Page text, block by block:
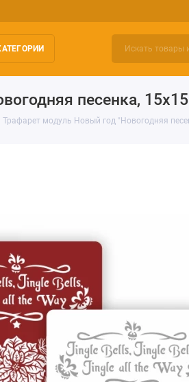
песенка,
Трафарет модуль Новый год "Новогодняя